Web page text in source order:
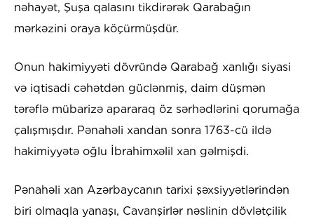
nəhayət, Şuşa qalasını tikdirərək Qarabağın
mərkəzini oraya köçürmüşdür.
Onun hakimiyyəti dövründə Qarabağ xanlığı siyasi
və iqtisadi cəhətdən güclənmiş, daim düşmən
tərəflə mübarizə apararaq öz sərhədlərini qorumağa
çalışmışdır. Pənahəli xandan sonra 1763-cü ildə
hakimiyyətə oğlu İbrahimxəlil xan gəlmişdi.
Pənahəli xan Azərbaycanın tarixi şəxsiyyətlərindən
biri olmaqla yanaşı, Cavanşirlər nəslinin dövlətçilik